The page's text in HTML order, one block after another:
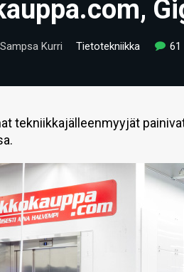
Sampsa Kurri Tietotekniikka 61
tekniikkajälleenmyyjät